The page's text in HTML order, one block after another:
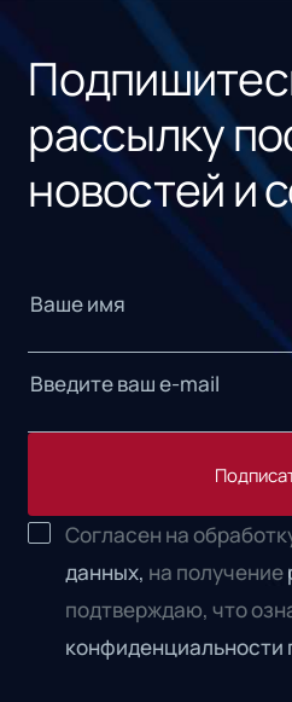
рассылку
новостей и
Согласен на
данных, на получение
подтверждаю, что
конфиденциальности